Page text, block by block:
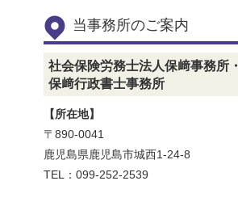
当事務所のご案内
社会保険労務士法人保﨑事務所
保﨑行政書士事務所
【所在地】
〒890-0041
鹿児島県鹿児島市城西1-24-8
TEL：099-252-2539